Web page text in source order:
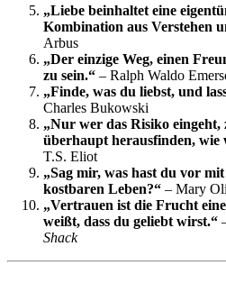
„Liebe beinhaltet eine
Kombination aus Verstehen
Arbus
„Der einzige Weg, einen
zu sein.“ – Ralph Waldo
„Finde, was du liebst, und
Charles Bukowski
„Nur wer das Risiko eingeht,
überhaupt herausfinden, wie
T.S. Eliot
„Sag mir, was hast du vor
kostbaren Leben?“ – Mary
„Vertrauen ist die Frucht
weißt, dass du geliebt wirst.“
Shack